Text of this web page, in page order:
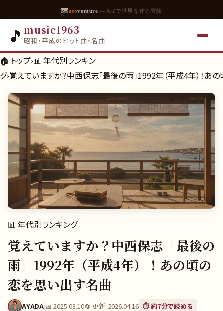
🗺asoventure — A-Zで世界を作る冒険
🎵 music1963
昭和・平成のヒット曲・名曲
🏠 トップ›📊 年代別ランキン
グ›覚えていますか？中西保志「最後の雨」1992年（平成4年）！あ
📊 年代別ランキング
覚えていますか？中西保志「最後の
雨」1992年（平成4年）！あの頃の
恋を思い出す名曲
AYADA|📅 2025.03.10🔄 更新: 2026.04.16 ⏱️ 約7分で読める